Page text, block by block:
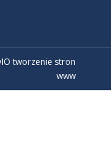
tworzenie stron
www